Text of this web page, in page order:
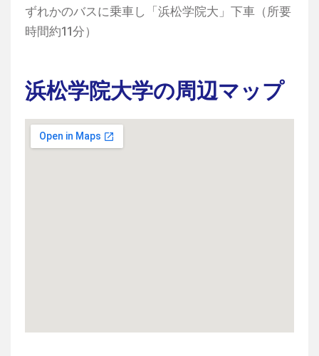
ずれかのバスに乗車し「浜松学院大」下車（所要
時間約11分）
浜松学院大学の周辺マップ